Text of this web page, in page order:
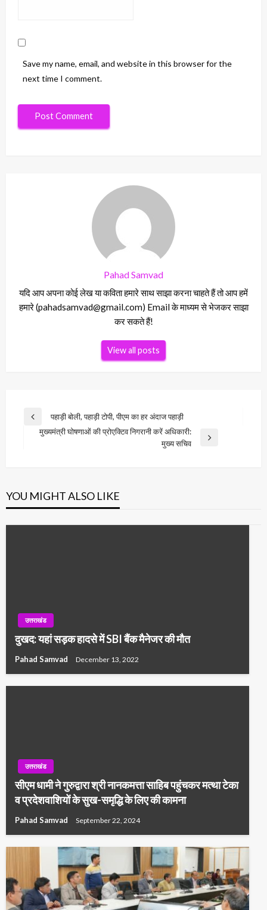
Save my name, email, and website in this browser for the
next time I comment.
Pahad Samvad
यदि आप अपना कोई लेख या कविता हमारे साथ साझा करना चाहते हैं तो आप हमें
हमारे (pahadsamvad@gmail.com) Email के माध्यम से भेजकर साझा
कर सकते हैं!
View all posts
Post
navigation
Previous
Post
पहाड़ी बोली, पहाड़ी टोपी, पीएम का हर अंदाज पहाड़ी
मुख्यमंत्री घोषणाओं की प्रोएक्टिव निगरानी करें अधिकारी:
मुख्य सचिव
YOU MIGHT ALSO LIKE
उत्तराखंड
दुखद: यहां सड़क हादसे में SBI बैंक मैनेजर की मौत
Pahad Samvad December 13, 2022
उत्तराखंड
सीएम धामी ने गुरुद्वारा श्री नानकमत्ता साहिब पहुंचकर मत्था टेका
व प्रदेशवाशियों के सुख-समृद्धि के लिए की कामना
Pahad Samvad September 22, 2024